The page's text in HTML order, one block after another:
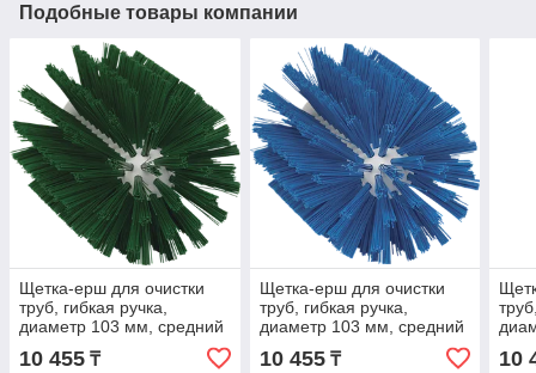
Подобные товары компании
Щетка-ерш для очистки
труб, гибкая ручка,
диаметр 103 мм, средний
ворс, зеленый цвет
10 455 ₸
Щетка-ерш для очистки
труб, гибкая ручка,
диаметр 103 мм, средний
ворс, синий цвет
10 455₸ 10